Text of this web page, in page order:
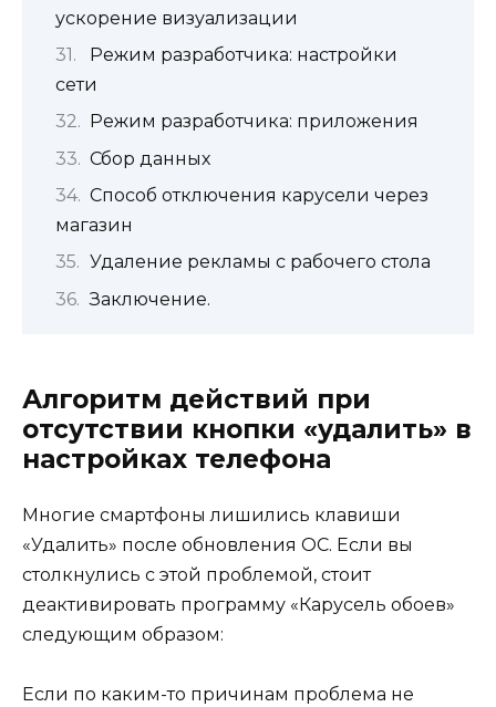
ускорение визуализации
Режим разработчика: настройки
сети
Режим разработчика: приложения
Сбор данных
Способ отключения карусели через
магазин
Удаление рекламы с рабочего стола
Заключение.
Алгоритм действий при
отсутствии кнопки «удалить» в
настройках телефона
Многие смартфоны лишились клавиши
«Удалить» после обновления ОС. Если вы
столкнулись с этой проблемой, стоит
деактивировать программу «Карусель обоев»
следующим образом:
Если по каким-то причинам проблема не